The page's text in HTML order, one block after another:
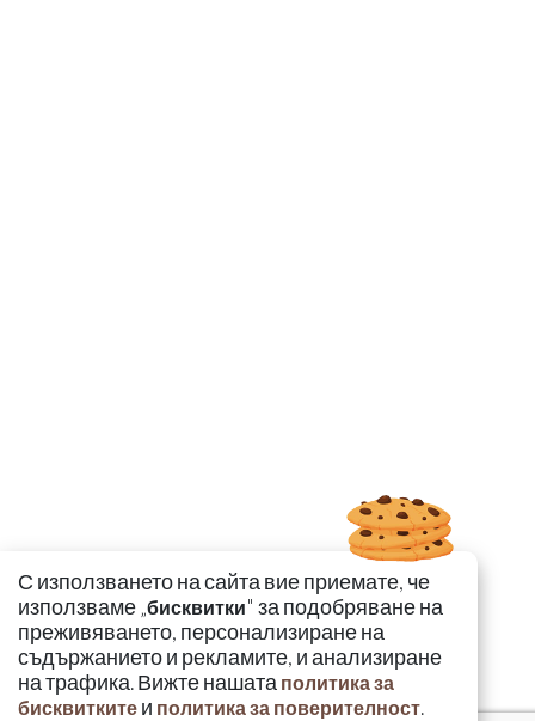
С използването на сайта вие приемате, че
използваме „бисквитки" за подобряване на
преживяването, персонализиране на
съдържанието и рекламите, и анализиране
на трафика. Вижте нашата политика за
бисквитките и политика за поверителност.